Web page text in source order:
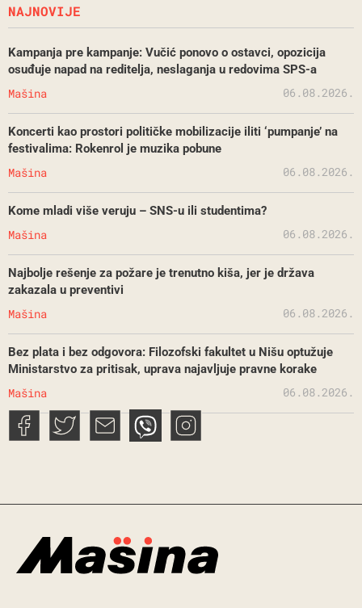
NAJNOVIJE
Kampanja pre kampanje: Vučić ponovo o ostavci, opozicija
osuđuje napad na reditelja, neslaganja u redovima SPS-a
Mašina 06.08.2026.
Koncerti kao prostori političke mobilizacije iliti ‘pumpanje’ na
festivalima: Rokenrol je muzika pobune
Mašina 06.08.2026.
Kome mladi više veruju – SNS-u ili studentima?
Mašina 06.08.2026.
Najbolje rešenje za požare je trenutno kiša, jer je država
zakazala u preventivi
Mašina 06.08.2026.
Bez plata i bez odgovora: Filozofski fakultet u Nišu optužuje
Ministarstvo za pritisak, uprava najavljuje pravne korake
Mašina 06.08.2026.